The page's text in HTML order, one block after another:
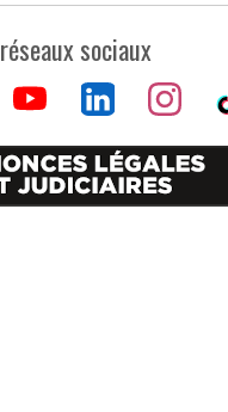
réseaux sociaux